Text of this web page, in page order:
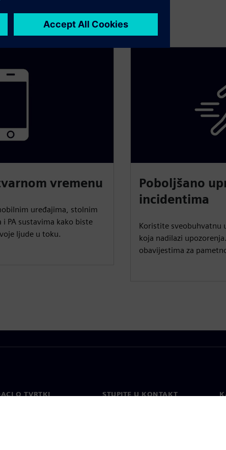
vremenu
uređajima, stolnim
PA sustavima kako biste
ljude u toku.
Poboljšano
incidentima
Koristite sveobuhvatnu
koja nadilazi
obavijestima za
O TVRTKI STUPITE U KONTAKT